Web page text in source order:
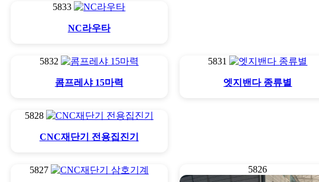
5833
NC라우타
5832
콤프레샤 15마력
5831
엣지밴다 종류별
5828
CNC재단기 전용집진기
5827 5826